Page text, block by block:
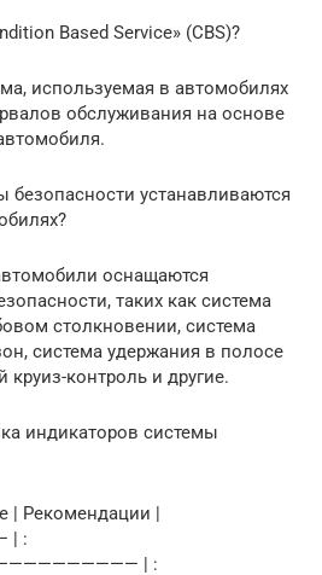
Based Service» (CBS)?
используемая в автомобилях
обслуживания на основе
безопасности устанавливаются
оснащаются
таких как система
столкновении, система
система удержания в полосе
контроль и другие.
индикаторов системы
| Рекомендации |
| :
| :